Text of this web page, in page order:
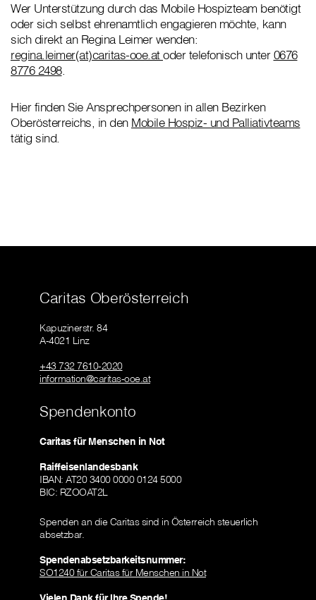
Wer Unterstützung durch das Mobile Hospizteam benötigt
oder sich selbst ehrenamtlich engagieren möchte, kann
sich direkt an Regina Leimer wenden:
regina.leimer(at)caritas-ooe.atoder telefonisch unter0676
8776 2498.
Hier finden Sie Ansprechpersonen in allen Bezirken
Oberösterreichs, in den Mobile Hospiz- und Palliativteams
tätig sind.
Caritas Oberösterreich
Kapuzinerstr. 84
A-4021 Linz
+43 732 7610-2020
information@caritas-ooe.at
Spendenkonto
Caritas für Menschen in Not
Raiffeisenlandesbank
IBAN: AT20 3400 0000 0124 5000
BIC: RZOOAT2L
Spenden an die Caritas sind in Österreich steuerlich
absetzbar.
Spendenabsetzbarkeitsnummer:
SO1240 für Caritas für Menschen in Not